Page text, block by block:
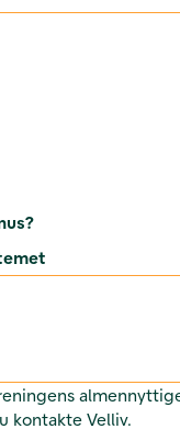
kontakte Velliv.